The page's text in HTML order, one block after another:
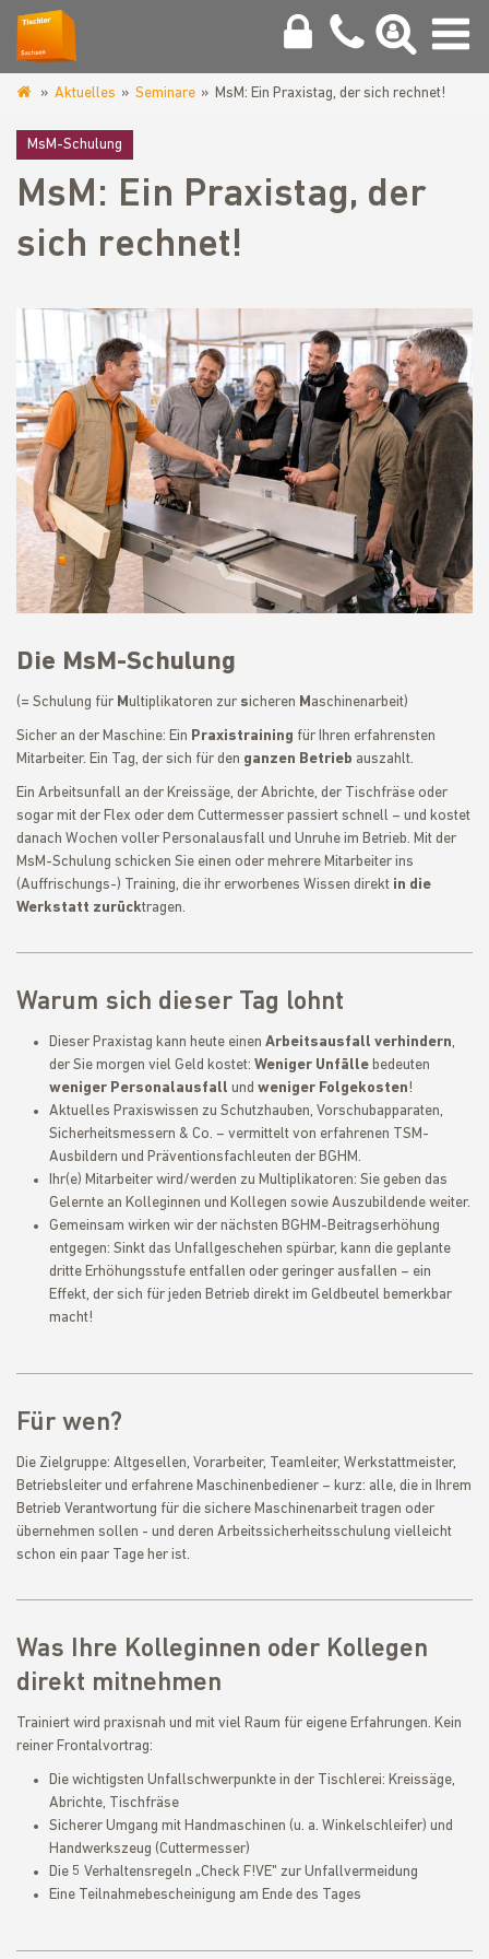
sachsen.de
Aktuelles Seminare MsM: Ein Praxistag, der sich rechnet!
MsM-Schulung
MsM: Ein Praxistag, der
sich rechnet!
Die MsM-Schulung
(= Schulung für Multiplikatoren zur sicheren Maschinenarbeit)
Sicher an der Maschine: Ein Praxistraining für Ihren erfahrensten
Mitarbeiter. Ein Tag, der sich für den ganzen Betrieb auszahlt.
Ein Arbeitsunfall an der Kreissäge, der Abrichte, der Tischfräse oder
sogar mit der Flex oder dem Cuttermesser passiert schnell – und kostet
danach Wochen voller Personalausfall und Unruhe im Betrieb. Mit der
MsM-Schulung schicken Sie einen oder mehrere Mitarbeiter ins
(Auffrischungs-) Training, die ihr erworbenes Wissen direkt in die
Werkstatt zurücktragen.
Warum sich dieser Tag lohnt
Dieser Praxistag kann heute einen Arbeitsausfall verhindern,
der Sie morgen viel Geld kostet: Weniger Unfälle bedeuten
weniger Personalausfall und weniger Folgekosten!
Aktuelles Praxiswissen zu Schutzhauben, Vorschubapparaten,
Sicherheitsmessern & Co. – vermittelt von erfahrenen TSM-
Ausbildern und Präventionsfachleuten der BGHM.
Ihr(e) Mitarbeiter wird/werden zu Multiplikatoren: Sie geben das
Gelernte an Kolleginnen und Kollegen sowie Auszubildende weiter.
Gemeinsam wirken wir der nächsten BGHM-Beitragserhöhung
entgegen: Sinkt das Unfallgeschehen spürbar, kann die geplante
dritte Erhöhungsstufe entfallen oder geringer ausfallen – ein
Effekt, der sich für jeden Betrieb direkt im Geldbeutel bemerkbar
macht!
Für wen?
Die Zielgruppe: Altgesellen, Vorarbeiter, Teamleiter, Werkstattmeister,
Betriebsleiter und erfahrene Maschinenbediener – kurz: alle, die in Ihrem
Betrieb Verantwortung für die sichere Maschinenarbeit tragen oder
übernehmen sollen - und deren Arbeitssicherheitsschulung vielleicht
schon ein paar Tage her ist.
Was Ihre Kolleginnen oder Kollegen
direkt mitnehmen
Trainiert wird praxisnah und mit viel Raum für eigene Erfahrungen. Kein
reiner Frontalvortrag:
Die wichtigsten Unfallschwerpunkte in der Tischlerei: Kreissäge,
Abrichte, Tischfräse
Sicherer Umgang mit Handmaschinen (u. a. Winkelschleifer) und
Handwerkszeug (Cuttermesser)
Die 5 Verhaltensregeln „Check F!VE" zur Unfallvermeidung
Eine Teilnahmebescheinigung am Ende des Tages